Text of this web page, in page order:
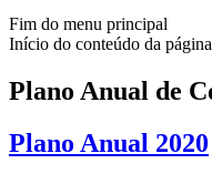
Fim do menu principal
Início do conteúdo da página
Plano Anual de
Plano Anual 2020